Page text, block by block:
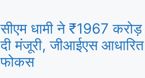
सीएम धामी ने ₹1967
दी मंजूरी, जीआईएस
फोकस